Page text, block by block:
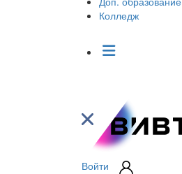
Колледж
Войти